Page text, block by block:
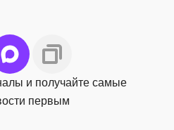
и получайте самые
первым